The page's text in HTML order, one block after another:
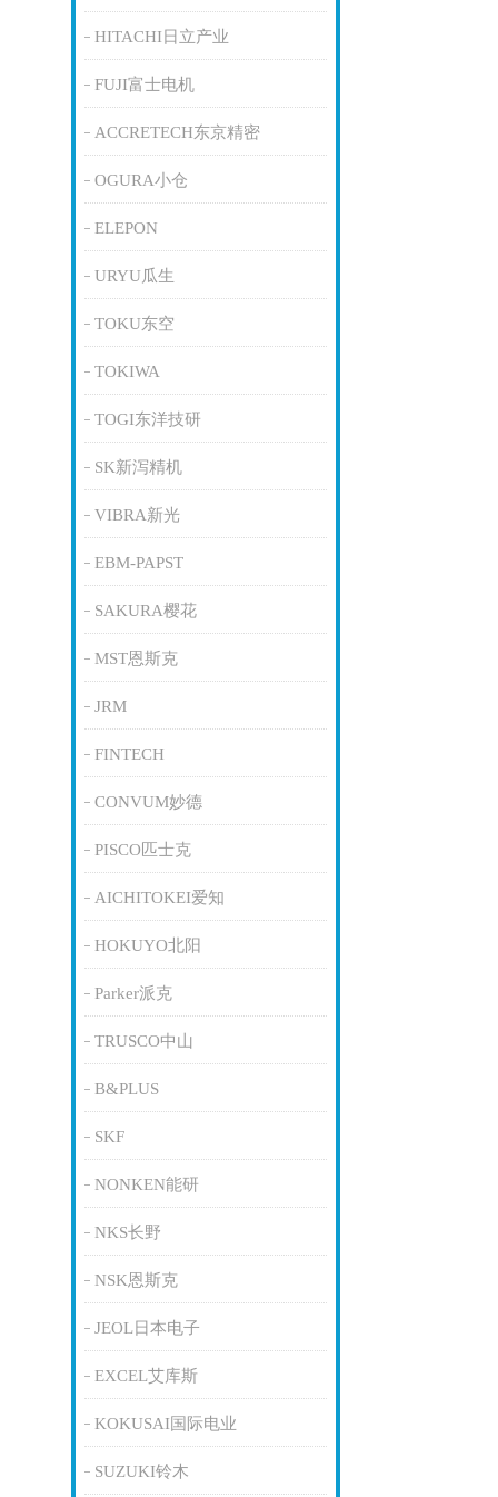
HITACHI日立产业
FUJI富士电机
ACCRETECH东京精密
OGURA小仓
ELEPON
URYU瓜生
TOKU东空
TOKIWA
TOGI东洋技研
SK新泻精机
VIBRA新光
EBM-PAPST
SAKURA樱花
MST恩斯克
JRM
FINTECH
CONVUM妙德
PISCO匹士克
AICHITOKEI爱知
HOKUYO北阳
Parker派克
TRUSCO中山
B&PLUS
SKF
NONKEN能研
NKS长野
NSK恩斯克
JEOL日本电子
EXCEL艾库斯
KOKUSAI国际电业
SUZUKI铃木